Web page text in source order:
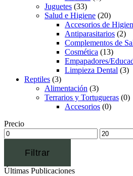
Juguetes (33)
Salud e Higiene (20)
Accesorios de
Antiparasitarios (2)
Complementos de
Cosmética (13)
Empapadores/
Limpieza Dental (3)
Reptiles (3)
Alimentación (3)
Terrarios y Tortugueras (0)
Accesorios (0)
Precio
Filtrar
Últimas Publicaciones